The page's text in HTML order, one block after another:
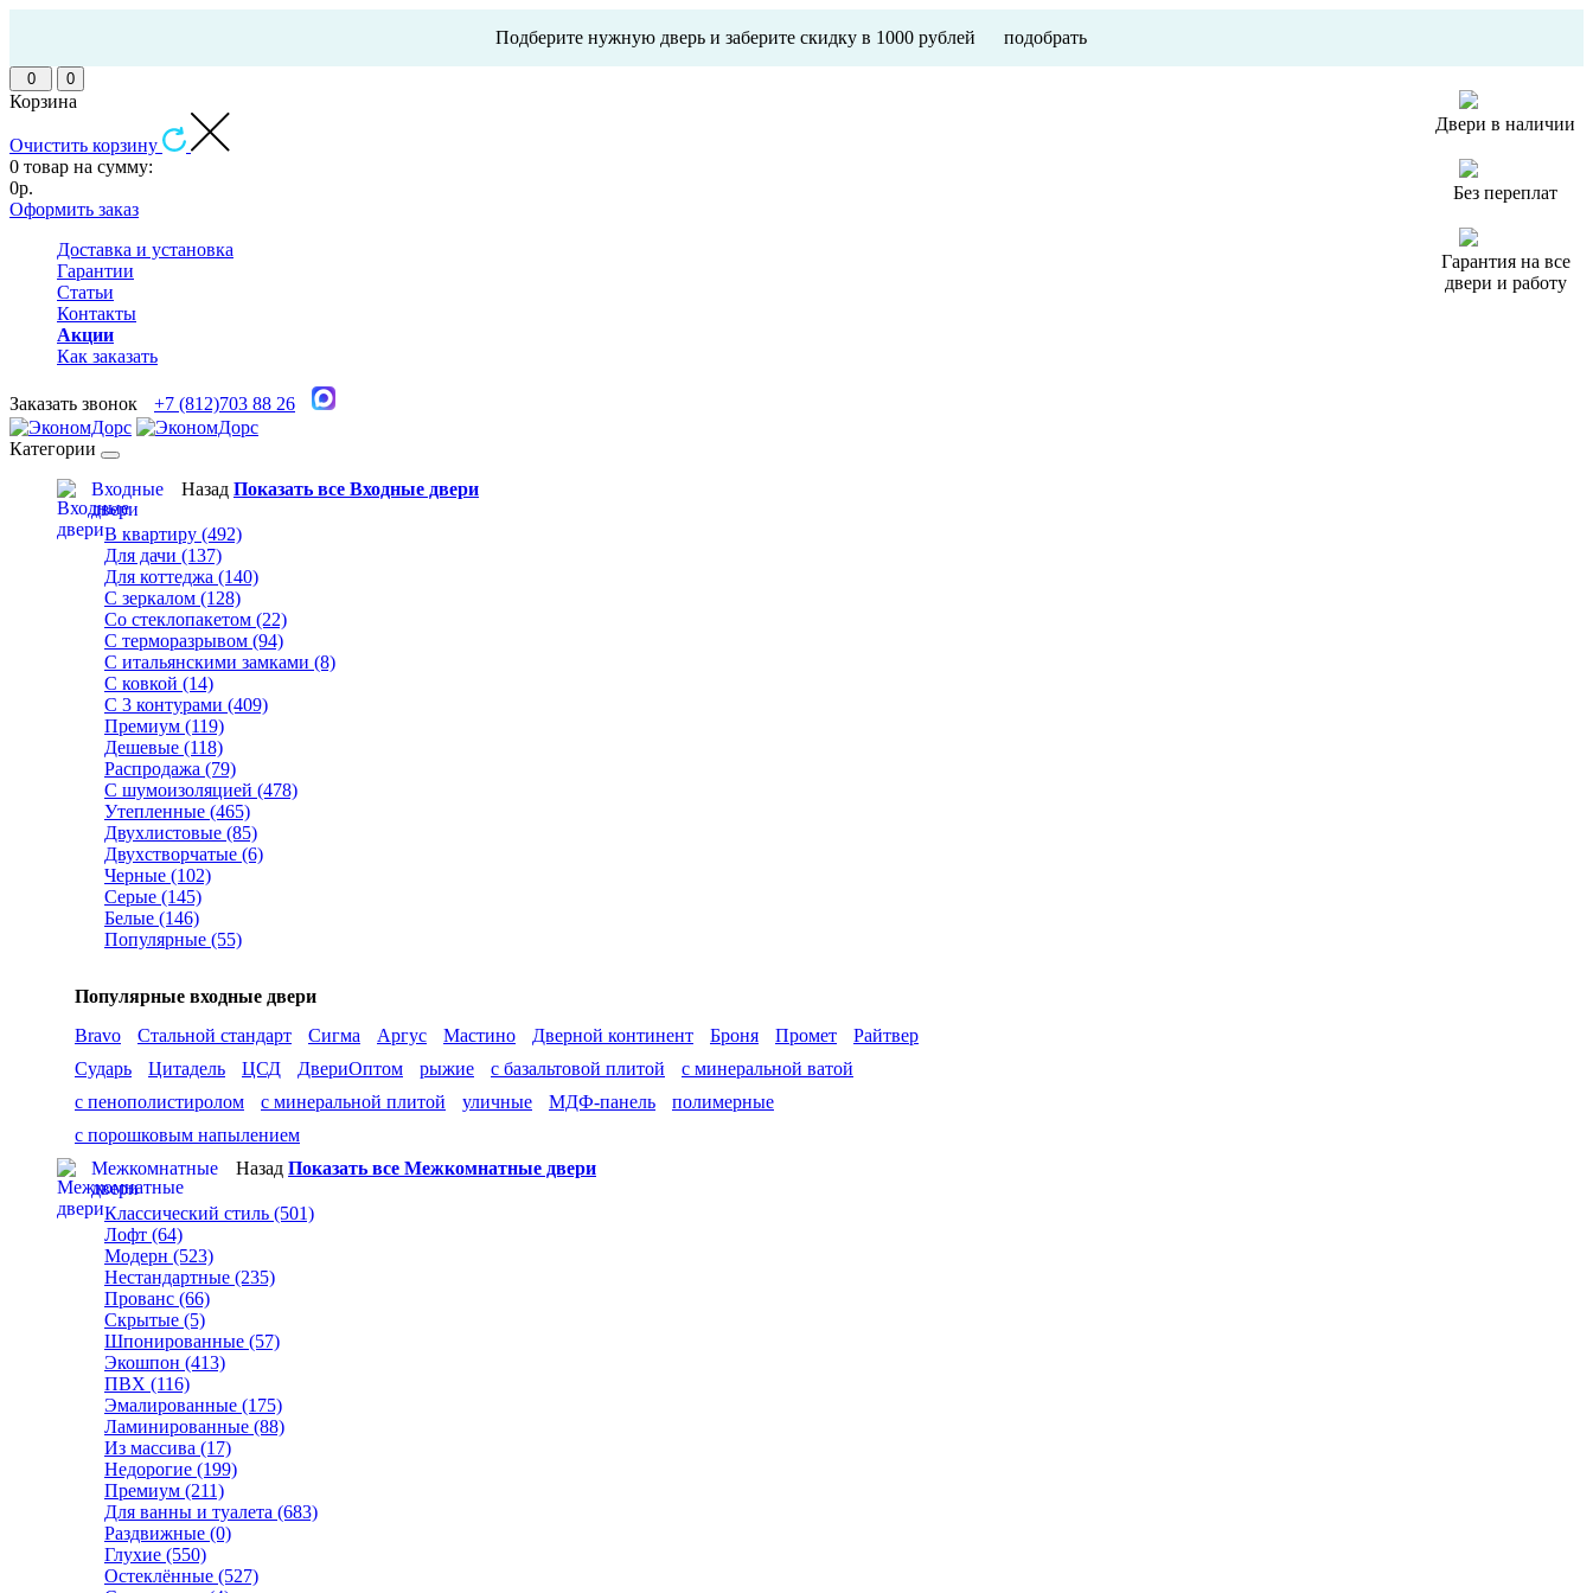
Подберите нужную дверь и заберите скидку в 1000 рублей подобрать
0 0
Корзина
Очистить корзину
0 товар на сумму:
0р.
Оформить заказ
Доставка и установка
Гарантии
Статьи
Контакты
Акции
Как заказать
Заказать звонок +7 (812)703 88 26
Категории
Входные
двери
Назад Показать все Входные двери
В квартиру (492)
Для дачи (137)
Для коттеджа (140)
С зеркалом (128)
Со стеклопакетом (22)
С терморазрывом (94)
С итальянскими замками (8)
С ковкой (14)
С 3 контурами (409)
Премиум (119)
Дешевые (118)
Распродажа (79)
С шумоизоляцией (478)
Утепленные (465)
Двухлистовые (85)
Двухстворчатые (6)
Черные (102)
Серые (145)
Белые (146)
Популярные (55)
Популярные входные двери
Bravo
Стальной стандарт Сигма Аргус Мастино Дверной континент Броня Промет
Райтвер
Сударь
Цитадель ЦСД ДвериОптом рыжие с базальтовой плитой
с минеральной ватой
с пенополистиролом
с минеральной плитой уличные МДФ-панель
полимерные
с порошковым напылением
Межкомнатные
двери
Назад Показать все Межкомнатные двери
Классический стиль (501)
Лофт (64)
Модерн (523)
Нестандартные (235)
Прованс (66)
Скрытые (5)
Шпонированные (57)
Экошпон (413)
ПВХ (116)
Эмалированные (175)
Ламинированные (88)
Из массива (17)
Недорогие (199)
Премиум (211)
Для ванны и туалета (683)
Раздвижные (0)
Глухие (550)
Остеклённые (527)
Двери в наличии
Без переплат
Гарантия на все
двери и работу